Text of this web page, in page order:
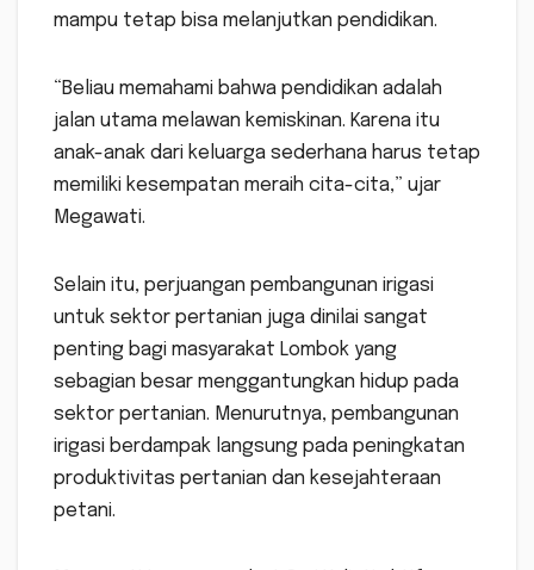
mampu tetap bisa melanjutkan pendidikan.
“Beliau memahami bahwa pendidikan adalah
jalan utama melawan kemiskinan. Karena itu
anak-anak dari keluarga sederhana harus tetap
memiliki kesempatan meraih cita-cita,” ujar
Megawati.
Selain itu, perjuangan pembangunan irigasi
untuk sektor pertanian juga dinilai sangat
penting bagi masyarakat Lombok yang
sebagian besar menggantungkan hidup pada
sektor pertanian. Menurutnya, pembangunan
irigasi berdampak langsung pada peningkatan
produktivitas pertanian dan kesejahteraan
petani.